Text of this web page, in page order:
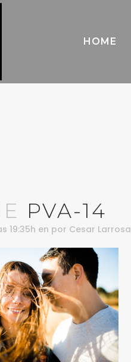
HOME
PVA-14
19:35h en por Cesar Larrosa